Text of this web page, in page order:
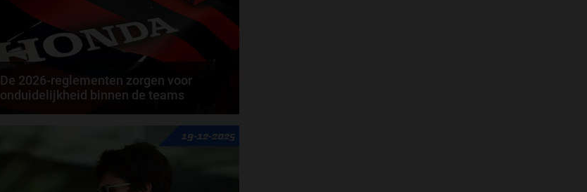
De 2026-reglementen zorgen voor
onduidelijkheid binnen de teams
Van Red Bull naar Aston Martin, dat is de route die
Honda per 2026 zal gaan bewandelen. En 19-12-2025